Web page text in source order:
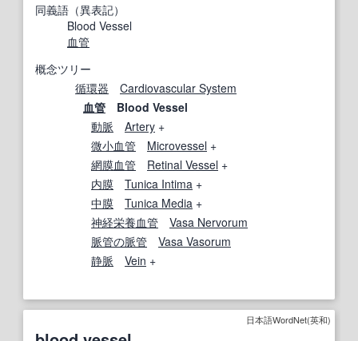
同義語（異表記）
Blood Vessel
血管
概念ツリー
循環器
Cardiovascular System
血管 Blood Vessel
動脈
Artery +
微小血管
Microvessel +
網膜血管
Retinal Vessel +
内膜
Tunica Intima +
中膜
Tunica Media +
神経栄養血管
Vasa Nervorum
脈管の脈管
Vasa Vasorum
静脈
Vein +
日本語WordNet(英和)